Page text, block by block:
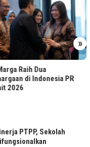
»
Jasa Marga Raih
TJSL & CSR
PTPP, Sekolah